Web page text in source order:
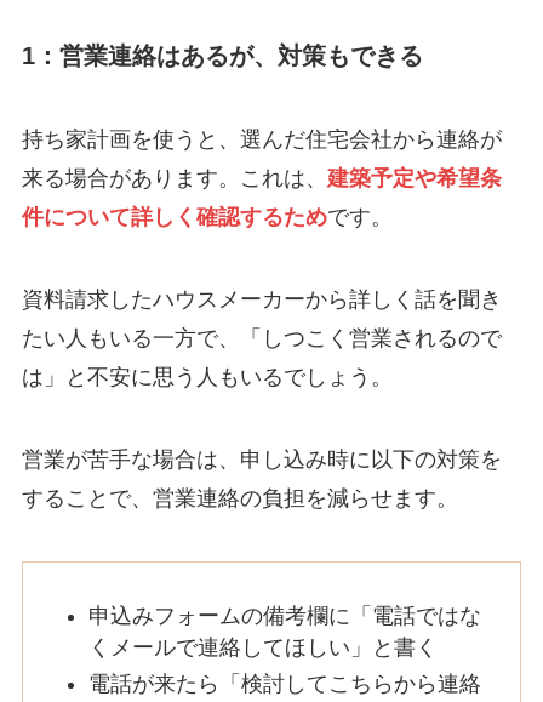
1：営業連絡はあるが、対策もできる
持ち家計画を使うと、選んだ住宅会社から連絡が
来る場合があります。これは、 建築予定や希望条
件について詳しく確認するためです。
資料請求したハウスメーカーから詳しく話を聞き
たい人もいる一方で、「しつこく営業されるので
は」と不安に思う人もいるでしょう。
営業が苦手な場合は、申し込み時に以下の対策を
することで、営業連絡の負担を減らせます。
申込みフォームの備考欄に「電話ではな
くメールで連絡してほしい」と書く
電話が来たら「検討してこちらから連絡